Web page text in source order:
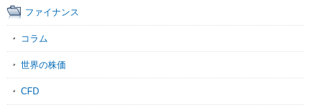
ファイナンス
コラム
世界の株価
CFD